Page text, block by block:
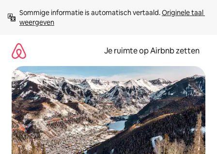
direct
naar
Sommige informatie is automatisch vertaald. Originele taal
weergeven
Je ruimte op Airbnb zetten